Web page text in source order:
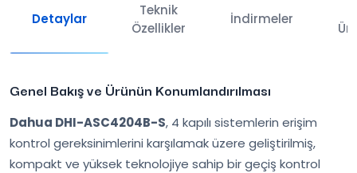
Detaylar
Teknik
Özellikler
İndirmeler
Genel Bakış ve Ürünün Konumlandırılması
Dahua DHI-ASC4204B-S, 4 kapılı sistemlerin erişim
kontrol gereksinimlerini karşılamak üzere geliştirilmiş,
kompakt ve yüksek teknolojiye sahip bir geçiş kontrol